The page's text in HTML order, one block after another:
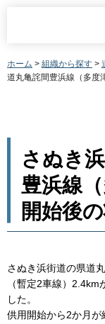
ホーム > 組織から探す >
道丸亀詫間豊浜線（多度
さぬき
豊浜線
開始後
さぬき浜街道の県道
（暫定2車線）
した。
供用開始から2か月